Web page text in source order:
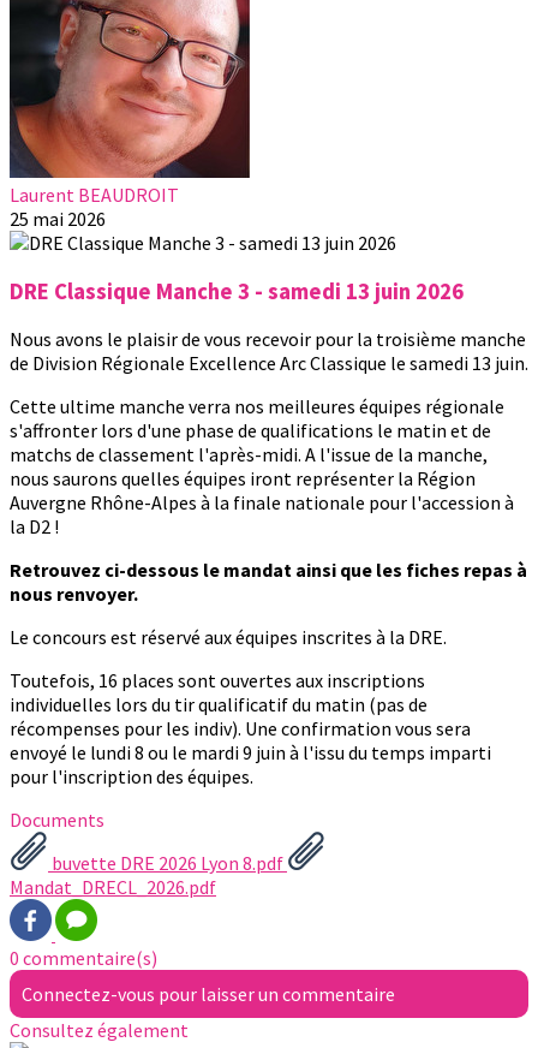
Laurent BEAUDROIT
25 mai 2026
DRE Classique Manche 3 - samedi 13 juin 2026
Nous avons le plaisir de vous recevoir pour la troisième manche
de Division Régionale Excellence Arc Classique le samedi 13 juin.
Cette ultime manche verra nos meilleures équipes régionale
s'affronter lors d'une phase de qualifications le matin et de
matchs de classement l'après-midi. A l'issue de la manche,
nous saurons quelles équipes iront représenter la Région
Auvergne Rhône-Alpes à la finale nationale pour l'accession à
la D2 !
Retrouvez ci-dessous le mandat ainsi que les fiches repas à
nous renvoyer.
Le concours est réservé aux équipes inscrites à la DRE.
Toutefois, 16 places sont ouvertes aux inscriptions
individuelles lors du tir qualificatif du matin (pas de
récompenses pour les indiv). Une confirmation vous sera
envoyé le lundi 8 ou le mardi 9 juin à l'issu du temps imparti
pour l'inscription des équipes.
Documents
buvette DRE 2026 Lyon 8.pdf
Mandat_DRECL_2026.pdf
0 commentaire(s)
Connectez-vous pour laisser un commentaire
Consultez également